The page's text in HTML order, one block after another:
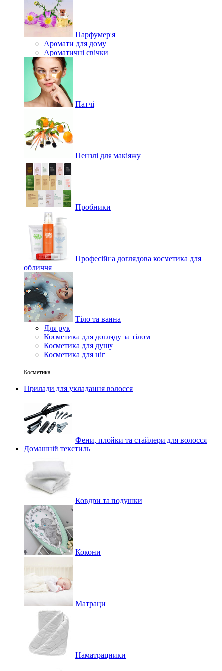
Парфумерія
Аромати для дому
Ароматичні свічки
Патчі
Пензлі для макіяжу
Пробники
Професійна доглядова косметика для
обличчя
Тіло та ванна
Для рук
Косметика для догляду за тілом
Косметика для душу
Косметика для ніг
Косметика
Прилади для укладання волосся
Фени, плойки та стайлери для волосся
Домашній текстиль
Ковдри та подушки
Кокони
Матраци
Наматрацники